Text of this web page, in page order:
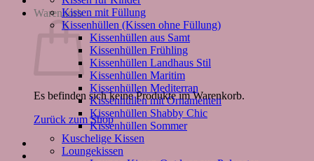
Warenkorb
Es befinden sich keine Produkte im Warenkorb.
Zurück zum Shop
Kissen mit Füllung
Kissenhüllen (Kissen ohne Füllung)
Kissenhüllen aus Samt
Kissenhüllen Frühling
Kissenhüllen Landhaus Stil
Kissenhüllen Maritim
Kissenhüllen Mediterran
Kissenhüllen mit Ornamenten
Kissenhüllen Shabby Chic
Kissenhüllen Sommer
Kuschelige Kissen
Loungekissen